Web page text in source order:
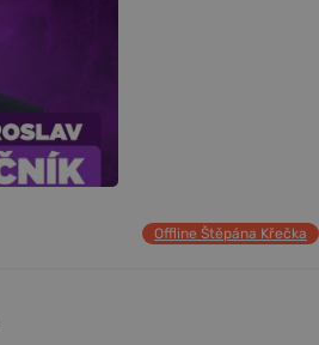
Offline Štěpána Křečka